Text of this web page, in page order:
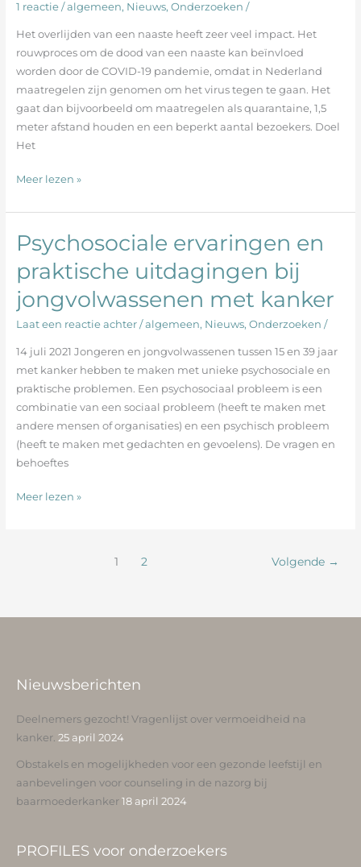
1 reactie /algemeen, Nieuws, Onderzoeken /
Het overlijden van een naaste heeft zeer veel impact. Het
rouwproces om de dood van een naaste kan beïnvloed
worden door de COVID-19 pandemie, omdat in Nederland
maatregelen zijn genomen om het virus tegen te gaan. Het
gaat dan bijvoorbeeld om maatregelen als quarantaine, 1,5
meter afstand houden en een beperkt aantal bezoekers. Doel
Het
tijdens
de
COVID-
19
pandemie:
resultaten
uit
de
studie
Meer lezen »
Psychosociale ervaringen en
praktische uitdagingen bij
jongvolwassenen met kanker
Laat een reactie achter /algemeen, Nieuws, Onderzoeken /
14 juli 2021 Jongeren en jongvolwassenen tussen 15 en 39 jaar
met kanker hebben te maken met unieke psychosociale en
praktische problemen. Een psychosociaal probleem is een
combinatie van een sociaal probleem (heeft te maken met
andere mensen of organisaties) en een psychisch probleem
(heeft te maken met gedachten en gevoelens). De vragen en
behoeftes
Psychosociale
ervaringen
en
praktische
uitdagingen
bij
jongvolwassenen
met
kanker
Meer lezen »
1 2 Volgende →
Nieuwsberichten
Deelnemers gezocht! Vragenlijst over vermoeidheid na
kanker. 25 april 2024
Obstakels en mogelijkheden voor een gezonde leefstijl en
aanbevelingen voor counseling in de nazorg bij
baarmoederkanker 18 april 2024
PROFILES voor onderzoekers